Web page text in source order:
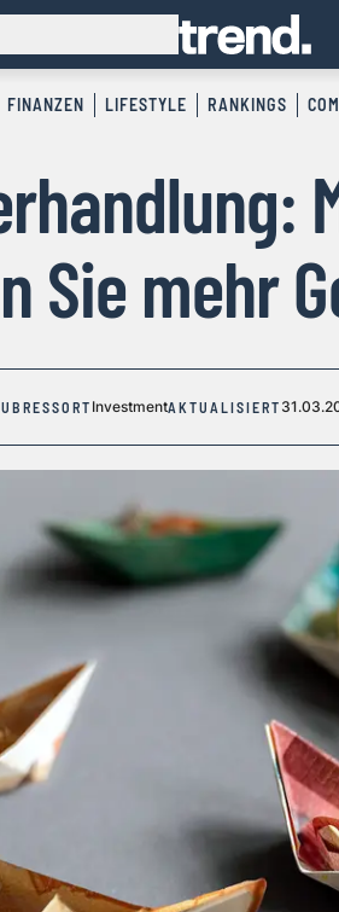
FINANZEN LIFESTYLE RANKINGS
Sie mehr
InvestmentAKTUALISIERT